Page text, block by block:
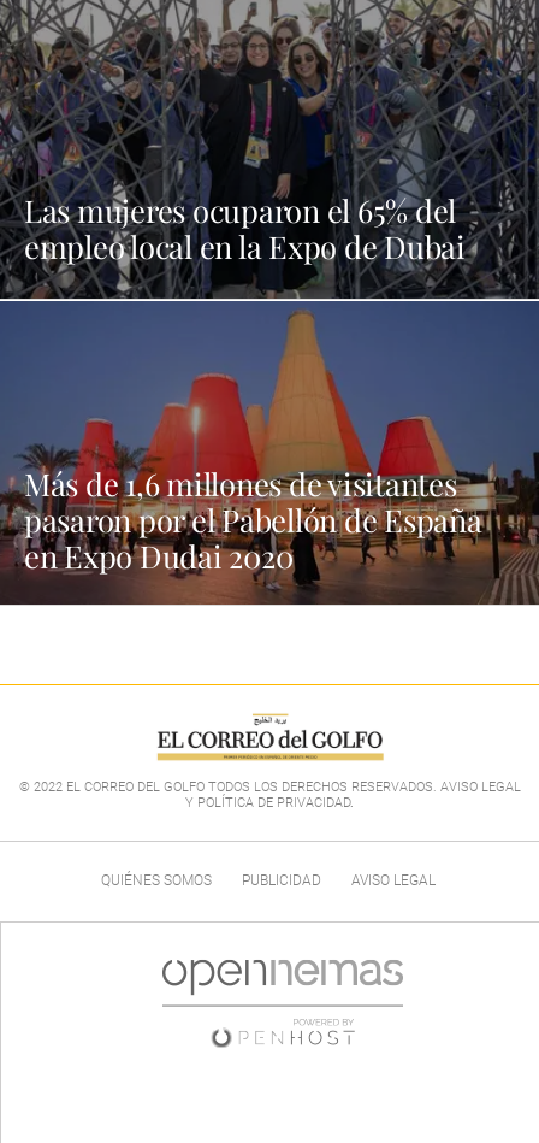
Las mujeres ocuparon el 65% del
empleo local en la Expo de Dubai
Más de 1,6 millones de visitantes
pasaron por el Pabellón de España
en Expo Dudai 2020
© 2022 EL CORREO DEL GOLFO TODOS LOS DERECHOS RESERVADOS. AVISO LEGAL
Y POLÍTICA DE PRIVACIDAD.
QUIÉNES SOMOS PUBLICIDAD AVISO LEGAL